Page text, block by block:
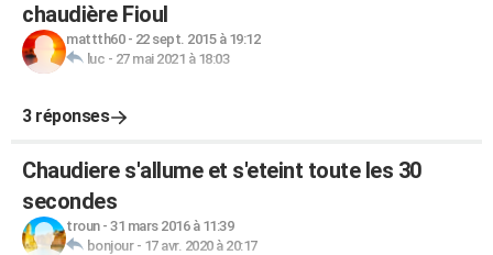
chaudière Fioul
mattth60- 22 sept. 2015 à 19:12
luc - 27 mai 2021 à 18:03
3 réponses
Chaudiere s'allume et s'eteint toute les 30
secondes
troun- 31 mars 2016 à 11:39
bonjour- 17 avr. 2020 à 20:17